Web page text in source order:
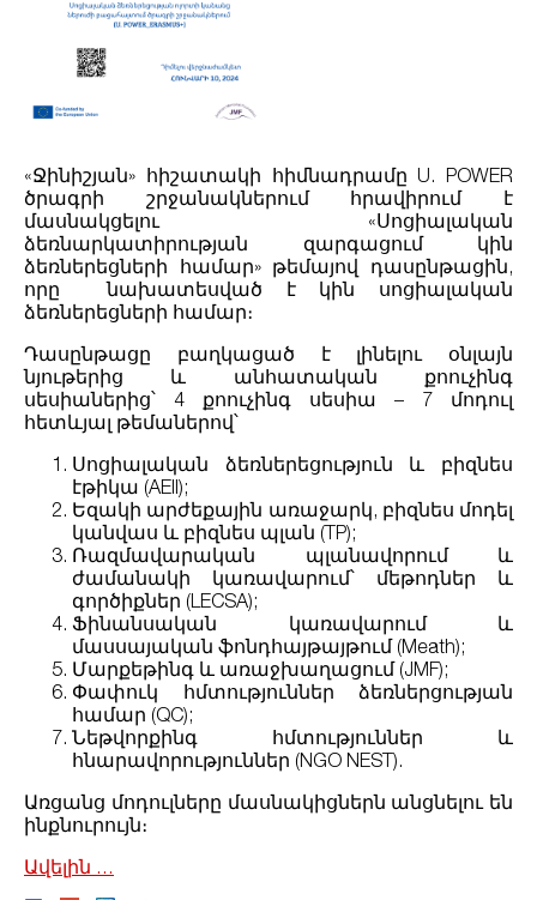
«Ջինիշյան» հիշատակի հիմնադրամը U. POWER
ծրագրի շրջանակներում հրավիրում է
մասնակցելու «Սոցիալական
ձեռնարկատիրության զարգացում կին
ձեռներեցների համար» թեմայով դասընթացին,
որը նախատեսված է կին սոցիալական
ձեռներեցների համար։
Դասընթացը բաղկացած է լինելու օնլայն
նյութերից և անհատական քոուչինգ
սեսիաներից՝ 4 քոուչինգ սեսիա – 7 մոդուլ
հետևյալ թեմաներով՝
Սոցիալական ձեռներեցություն և բիզնես
էթիկա (AEII);
Եզակի արժեքային առաջարկ, բիզնես մոդել
կանվաս և բիզնես պլան (TP);
Ռազմավարական պլանավորում և
ժամանակի կառավարում՝ մեթոդներ և
գործիքներ (LECSA);
Ֆինանսական կառավարում և
մասսայական ֆոնդհայթայթում (Meath);
Մարքեթինգ և առաջխաղացում (JMF);
Փափուկ հմտություններ ձեռներցության
համար (QC);
Նեթվորքինգ հմտություններ և
հնարավորություններ (NGO NEST).
Առցանց մոդուլները մասնակիցներն անցնելու են
ինքնուրույն։
Ավելին ․․․